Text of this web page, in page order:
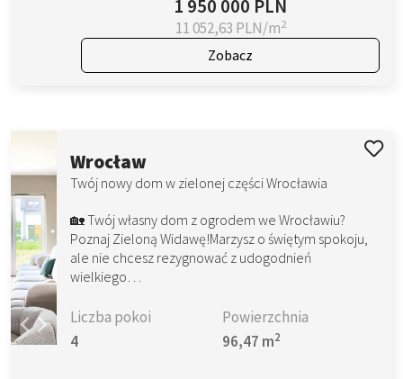
1 950 000 PLN
11 052,63 PLN/m2
Zobacz
Wrocław
Twój nowy dom w zielonej części Wrocławia
🏡 Twój własny dom z ogrodem we Wrocławiu?
Poznaj Zieloną Widawę!Marzysz o świętym spokoju,
ale nie chcesz rezygnować z udogodnień
wielkiego…
Liczba pokoi
4
Powierzchnia
96,47 m2